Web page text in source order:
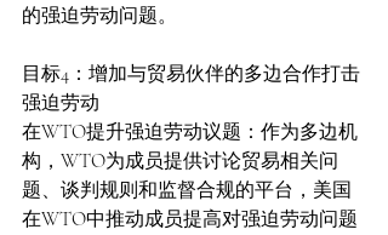
的强迫劳动问题。
目标4：增加与贸易伙伴的多边合作打击
强迫劳动
在WTO提升强迫劳动议题：作为多边机
构，WTO为成员提供讨论贸易相关问
题、谈判规则和监督合规的平台，美国
在WTO中推动成员提高对强迫劳动问题